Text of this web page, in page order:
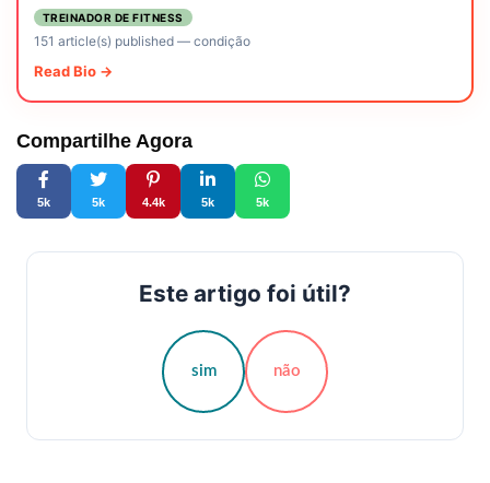
TREINADOR DE FITNESS
151 article(s) published— condição
Read Bio →
Compartilhe Agora
5k 5k 4.4k 5k 5k
Este artigo foi útil?
sim não